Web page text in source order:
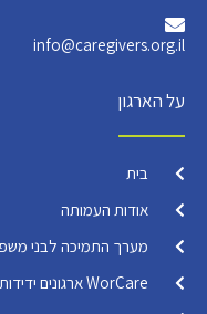
info@caregivers.org.il
על הארגון
בית
אודות העמותה
מערך התמיכה לבני
WorCare ארגונים ידידותיים לבני משפחה מטפלים